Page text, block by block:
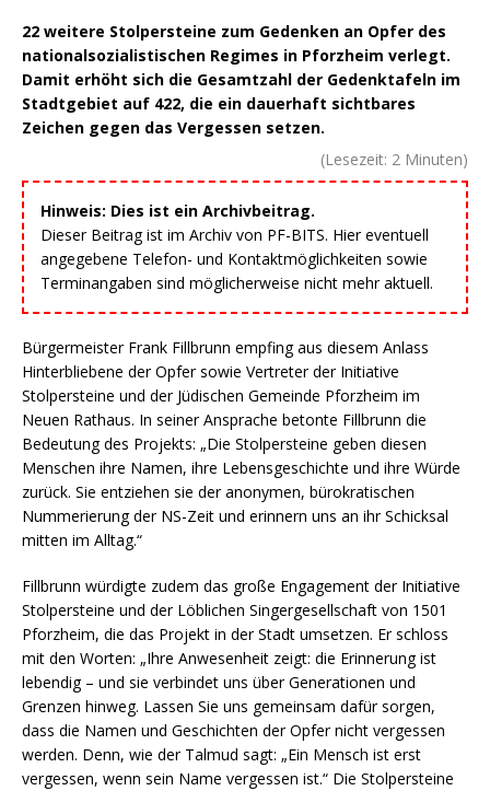
22 weitere Stolpersteine zum Gedenken an Opfer des
nationalsozialistischen Regimes in Pforzheim verlegt.
Damit erhöht sich die Gesamtzahl der Gedenktafeln im
Stadtgebiet auf 422, die ein dauerhaft sichtbares
Zeichen gegen das Vergessen setzen.
(Lesezeit: 2 Minuten)
Hinweis: Dies ist ein Archivbeitrag.
Dieser Beitrag ist im Archiv von PF-BITS. Hier eventuell
angegebene Telefon- und Kontaktmöglichkeiten sowie
Terminangaben sind möglicherweise nicht mehr aktuell.
Bürgermeister Frank Fillbrunn empfing aus diesem Anlass
Hinterbliebene der Opfer sowie Vertreter der Initiative
Stolpersteine und der Jüdischen Gemeinde Pforzheim im
Neuen Rathaus. In seiner Ansprache betonte Fillbrunn die
Bedeutung des Projekts: „Die Stolpersteine geben diesen
Menschen ihre Namen, ihre Lebensgeschichte und ihre Würde
zurück. Sie entziehen sie der anonymen, bürokratischen
Nummerierung der NS-Zeit und erinnern uns an ihr Schicksal
mitten im Alltag.“
Fillbrunn würdigte zudem das große Engagement der Initiative
Stolpersteine und der Löblichen Singergesellschaft von 1501
Pforzheim, die das Projekt in der Stadt umsetzen. Er schloss
mit den Worten: „Ihre Anwesenheit zeigt: die Erinnerung ist
lebendig – und sie verbindet uns über Generationen und
Grenzen hinweg. Lassen Sie uns gemeinsam dafür sorgen,
dass die Namen und Geschichten der Opfer nicht vergessen
werden. Denn, wie der Talmud sagt: „Ein Mensch ist erst
vergessen, wenn sein Name vergessen ist.“ Die Stolpersteine